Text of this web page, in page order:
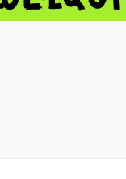
+0.30